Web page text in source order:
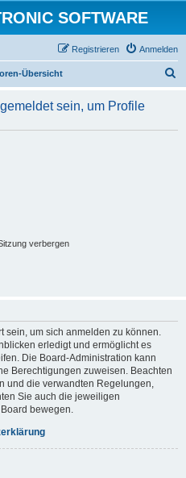
SOFTWARE
Anmelden
Registrieren
Übersicht
h
sein, um Profile
verbergen
sein, um sich anmelden zu können.
erledigt und ermöglicht es
Die Board-Administration kann
Berechtigungen zuweisen. Beachten
und die verwandten Regelungen,
Sie auch die jeweiligen
bewegen.